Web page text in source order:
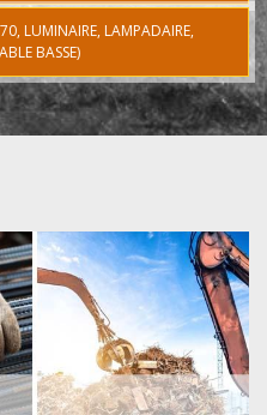
LUMINAIRE, LAMPADAIRE,
BASSE)